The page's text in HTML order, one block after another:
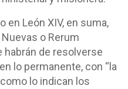
en León XIV, en suma,
o Rerum
habrán de resolverse
lo permanente, con “la
lo indican los